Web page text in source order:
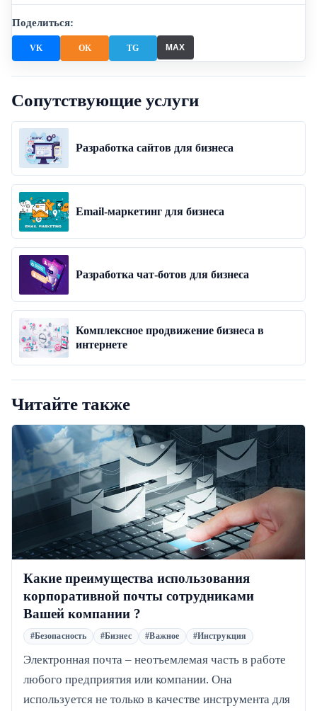
Поделиться:
VK OK TG MAX
Сопутствующие услуги
Разработка сайтов для бизнеса
Email-маркетинг для бизнеса
Разработка чат-ботов для бизнеса
Комплексное продвижение бизнеса в
интернете
Читайте также
Какие преимущества использования
корпоративной почты сотрудниками
Вашей компании ?
#Безопасность #Бизнес #Важное #Инструкция
Электронная почта – неотъемлемая часть в работе
любого предприятия или компании. Она
используется не только в качестве инструмента для